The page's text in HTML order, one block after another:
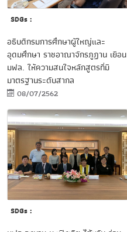
SDGs :
อธิบดีกรมการศึกษาผู้ใหญ่และ
อุดมศึกษา ราชอาณาจักรภูฏาน เยือน
มฟล. ให้ความสนใจหลักสูตรที่มี
มาตรฐานระดับสากล
08/07/2562
SDGs :